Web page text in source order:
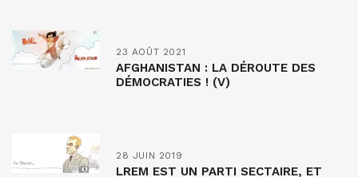
23 AOÛT 2021
AFGHANISTAN : LA DÉROUTE DES
DÉMOCRATIES ! (V)
28 JUIN 2019
LREM EST UN PARTI SECTAIRE, ET